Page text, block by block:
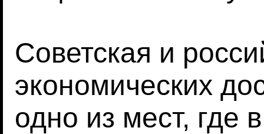
Советская и
экономических
одно из мест, где